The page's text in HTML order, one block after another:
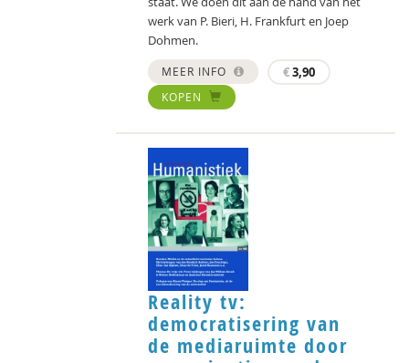
werk van P. Bieri, H. Frankfurt en Joep
Dohmen.
MEER INFO €3,90
KOPEN
Reality tv:
democratisering van
de mediaruimte door